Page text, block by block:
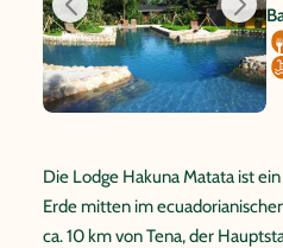
Die Lodge Hakuna Matata ist
Erde mitten im
ca. 10 km von Tena, der